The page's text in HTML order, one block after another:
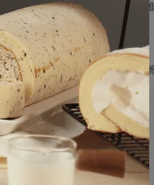
2 感謝艾瑞絲の吃貨日常 推
薦
3
感謝欣儀媽咪推薦
4 感謝肉依小姐吃什麼 推薦